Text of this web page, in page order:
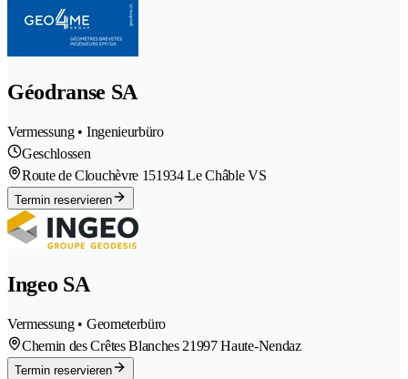
Géodranse SA
Vermessung • Ingenieurbüro
Geschlossen
Route de Clouchèvre 151934 Le Châble VS
Termin reservieren
Ingeo SA
Vermessung • Geometerbüro
Chemin des Crêtes Blanches 21997 Haute-Nendaz
Termin reservieren